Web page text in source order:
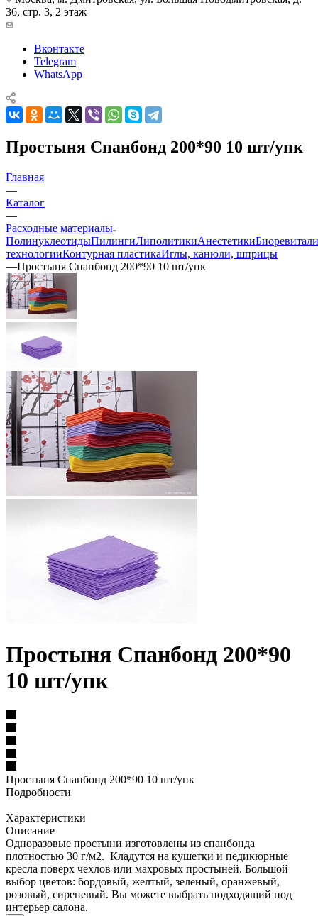
36, стр. 3, 2 этаж
Вконтакте
Telegram
WhatsApp
Простыня Спанбонд 200*90 10 шт/упк
Главная
—
Каталог
—
Расходные материалы
ПолинуклеотидыПилингиЛиполитикиАнестетики
технологииКонтурная пластикаИглы, канюли, шприцы
—Простыня Спанбонд 200*90 10 шт/упк
Простыня Спанбонд 200*90
10 шт/упк
Простыня Спанбонд 200*90 10 шт/упк
Подробности
Характеристики
Описание
Одноразовые простыни изготовлены из спанбонда
плотностью 30 г/м2. Кладутся на кушетки и педикюрные
кресла поверх чехлов или махровых простыней. Большой
выбор цветов: бордовый, желтый, зеленый, оранжевый,
розовый, сиреневый. Вы можете выбрать подходящий под
интерьер салона.